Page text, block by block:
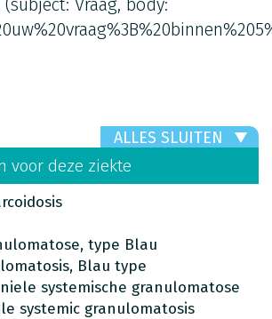
ALLES SLUITEN
voor deze ziekte
type Blau
Blau type
systemische granulomatose
systemic granulomatosis